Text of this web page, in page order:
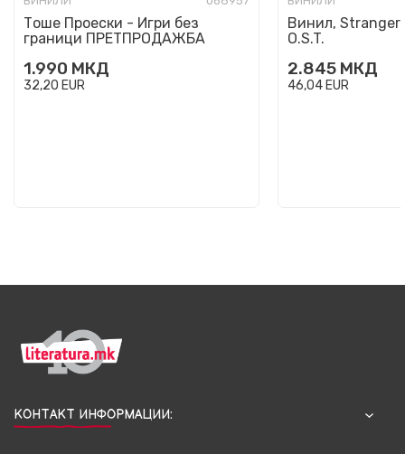
Тоше Проески - Игри без
граници ПРЕТПРОДАЖБА
1.990 МКД
32,20 EUR
Винил, Stranger
O.S.T.
2.845 МКД
46,04EUR
КОНТАКТ ИНФОРМАЦИИ: